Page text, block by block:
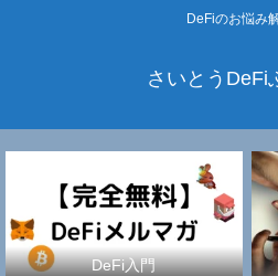
DeFiのお悩み
さいとうDeFi
DeFi入門